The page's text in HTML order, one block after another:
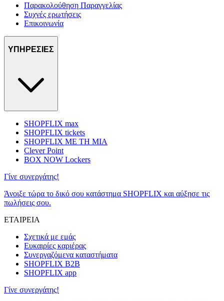
Παρακολούθηση Παραγγελίας
Συχνές ερωτήσεις
Επικοινωνία
ΥΠΗΡΕΣΙΕΣ
SHOPFLIX max
SHOPFLIX tickets
SHOPFLIX ΜΕ ΤΗ ΜΙΑ
Clever Point
BOX NOW Lockers
Γίνε συνεργάτης!
Άνοιξε τώρα το δικό σου κατάστημα SHOPFLIX και αύξησε τις
πωλήσεις σου.
ΕΤΑΙΡΕΙΑ
Σχετικά με εμάς
Ευκαιρίες καριέρας
Συνεργαζόμενα καταστήματα
SHOPFLIX B2B
SHOPFLIX app
Γίνε συνεργάτης!